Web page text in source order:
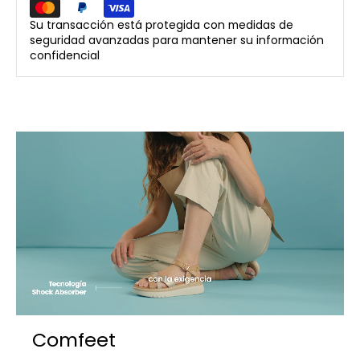
Su transacción está protegida con medidas de
seguridad avanzadas para mantener su información
confidencial
Comfeet